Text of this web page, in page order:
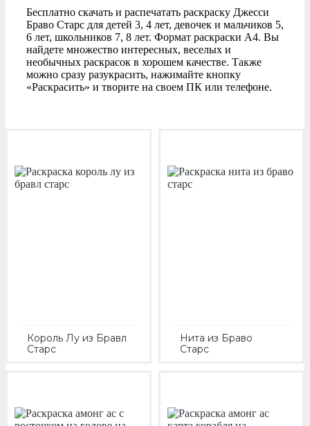
Бесплатно скачать и распечатать раскраску Джесси
Браво Старс для детей 3, 4 лет, девочек и мальчиков 5,
6 лет, школьников 7, 8 лет. Формат раскраски А4. Вы
найдете множество интересных, веселых и
необычных раскрасок в хорошем качестве. Также
можно сразу разукрасить, нажимайте кнопку
«Раскрасить» и творите на своем ПК или телефоне.
Король Лу из Бравл
Старс
Нита из Браво
Старс